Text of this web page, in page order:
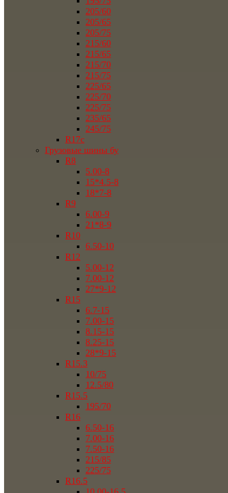
205/60
205/65
205/75
215/60
215/65
215/70
215/75
225/65
225/70
225/75
235/65
245/75
R17c
Грузовые шины бу
R8
5.00-8
15*4.5-8
18*7-8
R9
6.00-9
21*8-9
R10
6.50-10
R12
5.00-12
7.00-12
27*9-12
R15
6.7-15
7.00-15
8.15-15
8.25-15
28*9-15
R15.3
10/75
12.5/80
R15.5
195/70
R16
6.50-16
7.00-16
7.50-16
215/85
225/75
R16.5